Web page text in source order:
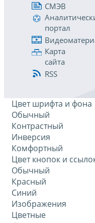
СМЭВ
портал
Карта
сайта
RSS
Цвет шрифта и фона
Обычный
Контрастный
Инверсия
Комфортный
Цвет кнопок и
Обычный
Красный
Синий
Изображения
Цветные